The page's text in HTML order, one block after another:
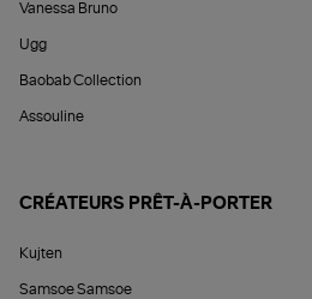
Vanessa Bruno
Ugg
Baobab Collection
Assouline
CRÉATEURS PRÊT-À-PORTER
Kujten
Samsoe Samsoe